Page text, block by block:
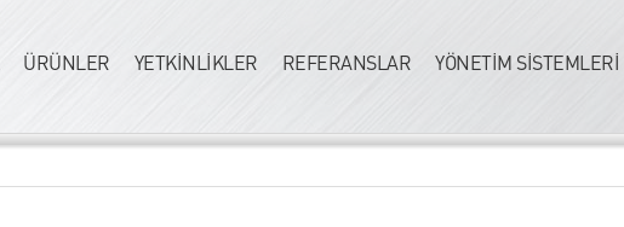
ÜRÜNLER YETKİNLİKLER REFERANSLAR YÖNETİM SİSTEMLERİ